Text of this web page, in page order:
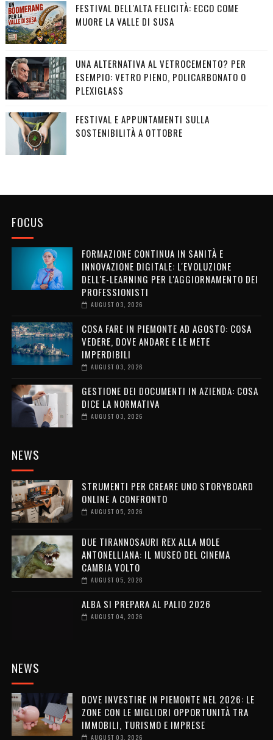
FESTIVAL DELL'ALTA FELICITÀ: ECCO COME
MUORE LA VALLE DI SUSA
UNA ALTERNATIVA AL VETROCEMENTO? PER
ESEMPIO: VETRO PIENO, POLICARBONATO O
PLEXIGLASS
FESTIVAL E APPUNTAMENTI SULLA
SOSTENIBILITÀ A OTTOBRE
FOCUS
FORMAZIONE CONTINUA IN SANITÀ E
INNOVAZIONE DIGITALE: L'EVOLUZIONE
DELL'E-LEARNING PER L'AGGIORNAMENTO DEI
PROFESSIONISTI
AUGUST 03, 2026
COSA FARE IN PIEMONTE AD AGOSTO: COSA
VEDERE, DOVE ANDARE E LE METE
IMPERDIBILI
AUGUST 03, 2026
GESTIONE DEI DOCUMENTI IN AZIENDA: COSA
DICE LA NORMATIVA
AUGUST 03, 2026
NEWS
STRUMENTI PER CREARE UNO STORYBOARD
ONLINE A CONFRONTO
AUGUST 05, 2026
DUE TIRANNOSAURI REX ALLA MOLE
ANTONELLIANA: IL MUSEO DEL CINEMA
CAMBIA VOLTO
AUGUST 05, 2026
ALBA SI PREPARA AL PALIO 2026
AUGUST 04, 2026
NEWS
DOVE INVESTIRE IN PIEMONTE NEL 2026: LE
ZONE CON LE MIGLIORI OPPORTUNITÀ TRA
IMMOBILI, TURISMO E IMPRESE
AUGUST 03, 2026